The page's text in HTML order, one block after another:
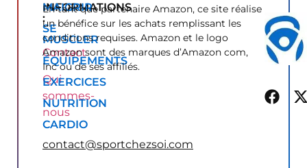
INFORMATIONS
:
Contact
Qui
sommes-
nous
contact@sportchezsoi.com
MAIGRIR
SE
MUSCLER
ÉQUIPEMENTS
EXERCICES
NUTRITION
CARDIO
En tant que partenaire Amazon, ce site réalise
un bénéfice sur les achats remplissant les
conditions requises. Amazon et le logo
Amazon sont des marques d’Amazon com,
Inc ou de ses affiliés.